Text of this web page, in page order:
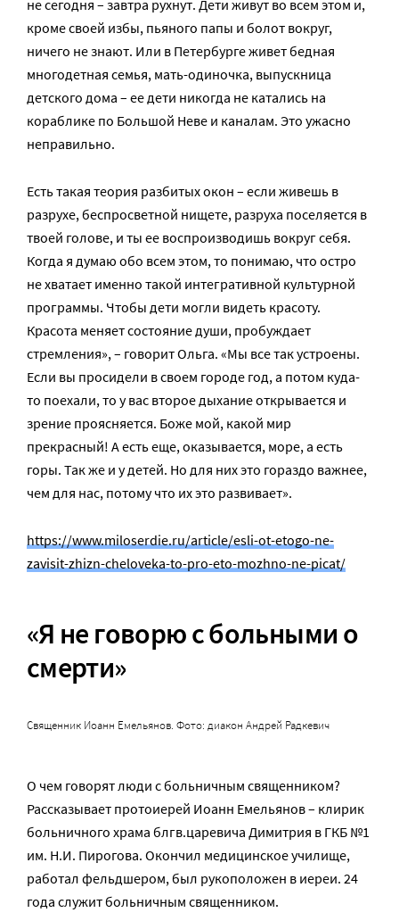
не сегодня – завтра рухнут. Дети живут во всем этом и,
кроме своей избы, пьяного папы и болот вокруг,
ничего не знают. Или в Петербурге живет бедная
многодетная семья, мать-одиночка, выпускница
детского дома – ее дети никогда не катались на
кораблике по Большой Неве и каналам. Это ужасно
неправильно.
Есть такая теория разбитых окон – если живешь в
разрухе, беспросветной нищете, разруха поселяется в
твоей голове, и ты ее воспроизводишь вокруг себя.
Когда я думаю обо всем этом, то понимаю, что остро
не хватает именно такой интегративной культурной
программы. Чтобы дети могли видеть красоту.
Красота меняет состояние души, пробуждает
стремления», – говорит Ольга. «Мы все так устроены.
Если вы просидели в своем городе год, а потом куда-
то поехали, то у вас второе дыхание открывается и
зрение проясняется. Боже мой, какой мир
прекрасный! А есть еще, оказывается, море, а есть
горы. Так же и у детей. Но для них это гораздо важнее,
чем для нас, потому что их это развивает».
https://www.miloserdie.ru/article/esli-ot-etogo-ne-
zavisit-zhizn-cheloveka-to-pro-eto-mozhno-ne-picat/
«Я не говорю с больными о
смерти»
Священник Иоанн Емельянов. Фото: диакон Андрей Радкевич
О чем говорят люди с больничным священником?
Рассказывает протоиерей Иоанн Емельянов – клирик
больничного храма блгв.царевича Димитрия в ГКБ №1
им. Н.И. Пирогова. Окончил медицинское училище,
работал фельдшером, был рукоположен в иереи. 24
года служит больничным священником.